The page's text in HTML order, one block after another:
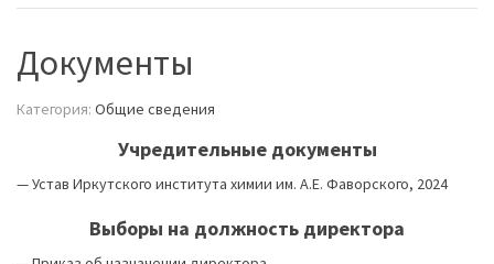
Документы
Категория: Общие сведения
Учредительные документы
—Устав Иркутского института химии им. А.Е. Фаворского, 2024
Выборы на должность директора